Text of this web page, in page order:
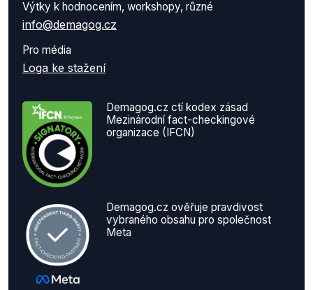
Výtky k hodnocením, workshopy, různé
info@demagog.cz
Pro média
Loga ke stažení
Demagog.cz ctí kodex zásad
Mezinárodní fact-checkingové
organizace (IFCN)
Demagog.cz ověřuje pravdivost
vybraného obsahu pro společnost
Meta